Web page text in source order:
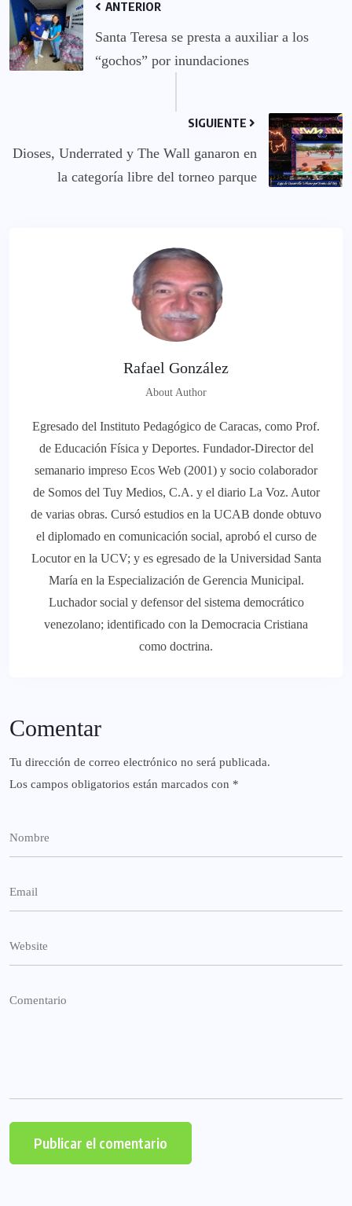
ANTERIOR
Santa Teresa se presta a auxiliar a los
“gochos” por inundaciones
SIGUIENTE
Dioses, Underrated y The Wall ganaron en
la categoría libre del torneo parque
Rafael González
About Author
Egresado del Instituto Pedagógico de Caracas, como Prof.
de Educación Física y Deportes. Fundador-Director del
semanario impreso Ecos Web (2001) y socio colaborador
de Somos del Tuy Medios, C.A. y el diario La Voz. Autor
de varias obras. Cursó estudios en la UCAB donde obtuvo
el diplomado en comunicación social, aprobó el curso de
Locutor en la UCV; y es egresado de la Universidad Santa
María en la Especialización de Gerencia Municipal.
Luchador social y defensor del sistema democrático
venezolano; identificado con la Democracia Cristiana
como doctrina.
Comentar
Tu dirección de correo electrónico no será publicada.
Los campos obligatorios están marcados con *